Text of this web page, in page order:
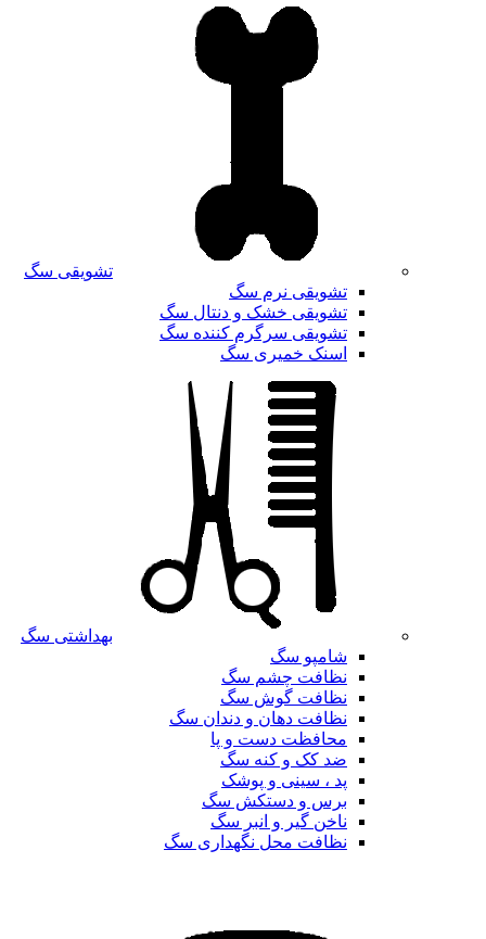
تشویقی سگ
تشویقی نرم سگ
تشویقی خشک و دنتال سگ
تشویقی سرگرم کننده سگ
اسنک خمیری سگ
بهداشتی سگ
شامپو سگ
نظافت چشم سگ
نظافت گوش سگ
نظافت دهان و دندان سگ
محافظت دست و پا
ضد کک و کنه سگ
پد ، سینی و پوشک
برس و دستکش سگ
ناخن گیر و انبر سگ
نظافت محل نگهداری سگ